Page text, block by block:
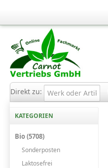
Direkt zu:
KATEGORIEN
Bio (5708)
Sonderposten
Laktosefrei